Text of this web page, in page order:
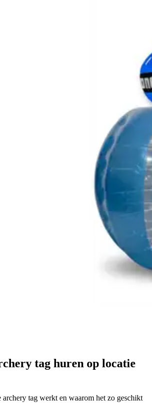
tag huren op locatie
tag werkt en waarom het zo geschikt